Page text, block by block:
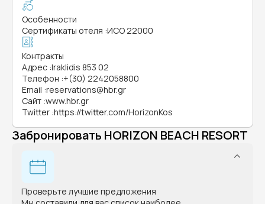
Особенности
Сертификаты отеля :ИСО 22000
Контракты
Адрес :Iraklidis 853 02
Телефон :+(30) 2242058800
Email :reservations@hbr.gr
Сайт :www.hbr.gr
Twitter :https://twitter.com/HorizonKos
Забронировать HORIZON BEACH RESORT
Проверьте лучшие предложения